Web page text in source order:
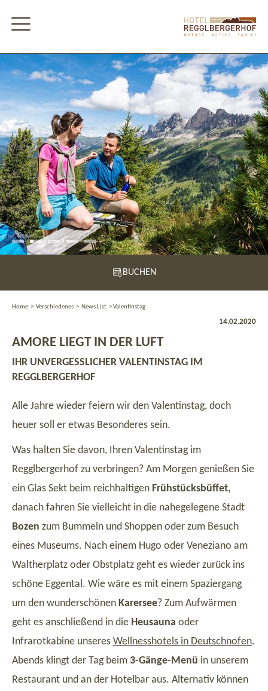
BUCHEN
Home > Verschiedenes > News List >Valentinstag
14.02.2020
AMORE LIEGT IN DER LUFT
IHR UNVERGESSLICHER VALENTINSTAG IM
REGGLBERGERHOF
Alle Jahre wieder feiern wir den Valentinstag, doch
heuer soll er etwas Besonderes sein.
Was halten Sie davon, Ihren Valentinstag im
Regglbergerhof zu verbringen? Am Morgen genießen Sie
ein Glas Sekt beim reichhaltigen Frühstücksbüffet,
danach fahren Sie vielleicht in die nahegelegene Stadt
Bozen zum Bummeln und Shoppen oder zum Besuch
eines Museums. Nach einem Hugo oder Veneziano am
Waltherplatz oder Obstplatz geht es wieder zurück ins
schöne Eggental. Wie wäre es mit einem Spaziergang
um den wunderschönen Karersee? Zum Aufwärmen
geht es anschließend in die Heusauna oder
Infrarotkabine unseres Wellnesshotels in Deutschnofen.
Abends klingt der Tag beim 3-Gänge-Menü in unserem
Restaurant und an der Hotelbar aus. Alternativ können